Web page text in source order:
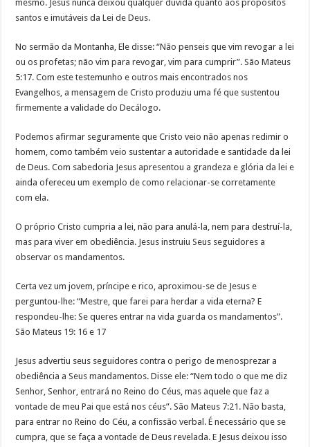
mesmo. Jesus nunca deixou qualquer dúvida quanto aos propósitos
santos e imutáveis da Lei de Deus.
No sermão da Montanha, Ele disse: “Não penseis que vim revogar a lei
ou os profetas; não vim para revogar, vim para cumprir”. São Mateus
5:17. Com este testemunho e outros mais encontrados nos
Evangelhos, a mensagem de Cristo produziu uma fé que sustentou
firmemente a validade do Decálogo.
Podemos afirmar seguramente que Cristo veio não apenas redimir o
homem, como também veio sustentar a autoridade e santidade da lei
de Deus. Com sabedoria Jesus apresentou a grandeza e glória da lei e
ainda ofereceu um exemplo de como relacionar-se corretamente
com ela.
O próprio Cristo cumpria a lei, não para anulá-la, nem para destruí-la,
mas para viver em obediência. Jesus instruiu Seus seguidores a
observar os mandamentos.
Certa vez um jovem, príncipe e rico, aproximou-se de Jesus e
perguntou-lhe: “Mestre, que farei para herdar a vida eterna? E
respondeu-lhe: Se queres entrar na vida guarda os mandamentos”.
São Mateus 19: 16 e 17
Jesus advertiu seus seguidores contra o perigo de menosprezar a
obediência a Seus mandamentos. Disse ele: “Nem todo o que me diz
Senhor, Senhor, entrará no Reino do Céus, mas aquele que faz a
vontade de meu Pai que está nos céus”. São Mateus 7:21. Não basta,
para entrar no Reino do Céu, a confissão verbal. É necessário que se
cumpra, que se faça a vontade de Deus revelada. E Jesus deixou isso